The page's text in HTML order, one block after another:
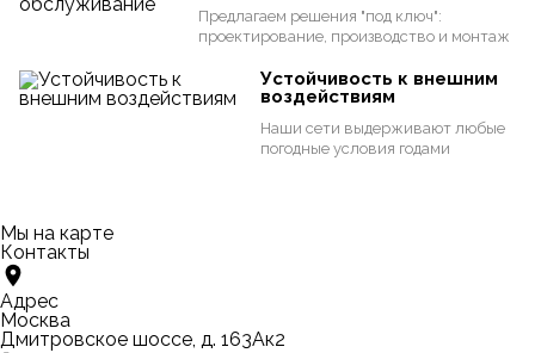
Предлагаем решения "под ключ":
проектирование, производство и монтаж
Устойчивость к внешним
воздействиям
Наши сети выдерживают любые
погодные условия годами
Мы на карте
Контакты
Адрес
Москва
Дмитровское шоссе, д. 163Ак2